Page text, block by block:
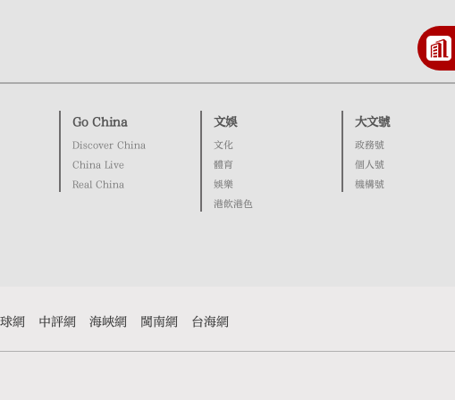
Go China
Discover China
China Live
Real China
文娛
文化
體育
娛樂
港飲港色
大文號
政務號
個人號
機構號
網 中評網 海峽網 閩南網 台海網